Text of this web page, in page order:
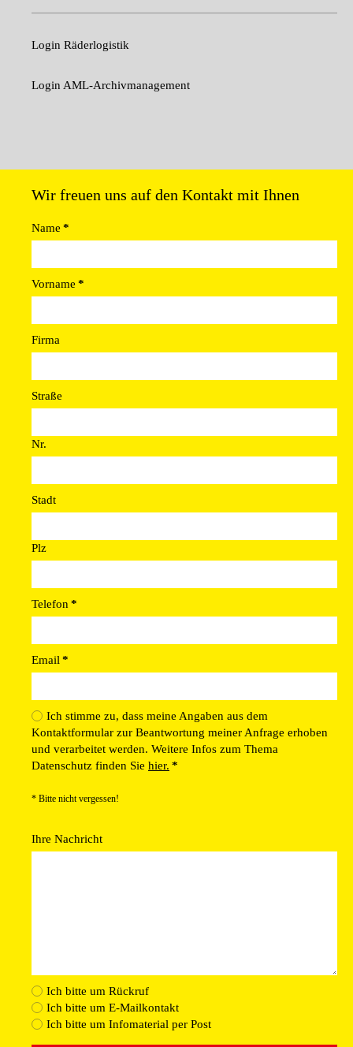
Login Räderlogistik
Login AML-Archivmanagement
Wir freuen uns auf den Kontakt mit Ihnen
Name *
Vorname *
Firma
Straße
Nr.
Stadt
Plz
Telefon *
Email *
Ich stimme zu, dass meine Angaben aus dem
Kontaktformular zur Beantwortung meiner Anfrage erhoben
und verarbeitet werden. Weitere Infos zum Thema
Datenschutz finden Sie hier. *
* Bitte nicht vergessen!
Ihre Nachricht
Ich bitte um Rückruf
Ich bitte um E-Mailkontakt
Ich bitte um Infomaterial per Post